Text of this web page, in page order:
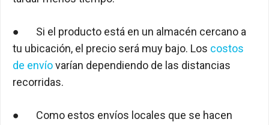
● Si el producto está en un almacén cercano a
tu ubicación, el precio será muy bajo. Los costos
de envíovarían dependiendo de las distancias
recorridas.
● Como estos envíos locales que se hacen